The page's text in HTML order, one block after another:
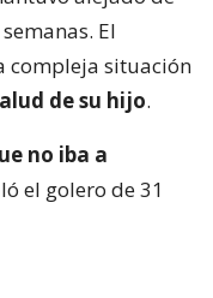
El
compleja situación
de su hijo.
no iba a
el golero de 31